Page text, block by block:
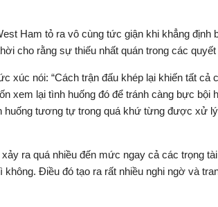
Ham tỏ ra vô cùng tức giận khi khẳng định
cho rằng sự thiếu nhất quán trong các quyết
xúc nói: “Cách trận đấu khép lại khiến tất cả
xem lại tình huống đó để tránh càng bực bội
huống tương tự trong quá khứ từng được xử
ra quá nhiều đến mức ngay cả các trọng
không. Điều đó tạo ra rất nhiều nghi ngờ và